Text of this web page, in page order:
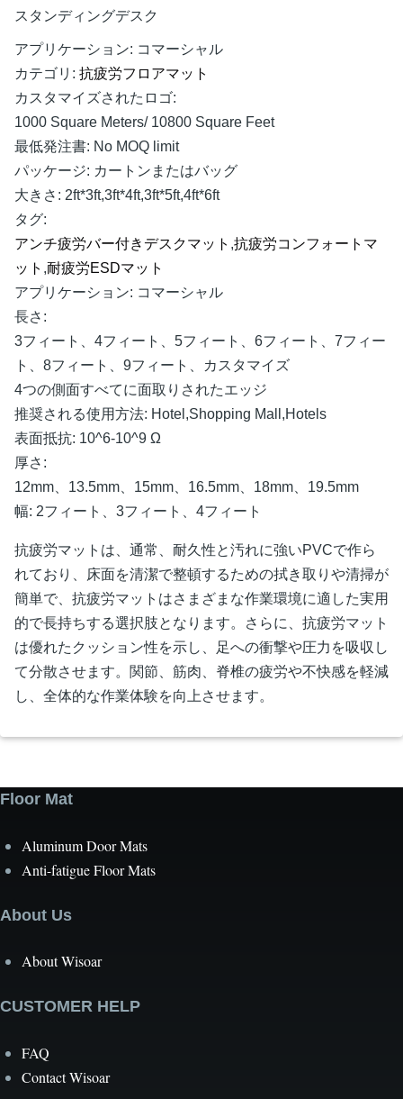
スタンディングデスク
アプリケーション: コマーシャル
カテゴリ: 抗疲労フロアマット
カスタマイズされたロゴ:
1000 Square Meters/ 10800 Square Feet
最低発注書: No MOQ limit
パッケージ: カートンまたはバッグ
大きさ: 2ft*3ft,3ft*4ft,3ft*5ft,4ft*6ft
タグ:
アンチ疲労バー付きデスクマット ,抗疲労コンフォートマ
ット ,耐疲労ESDマット
アプリケーション: コマーシャル
長さ:
3フィート、4フィート、5フィート、6フィート、7フィー
ト、8フィート、9フィート、カスタマイズ
4つの側面すべてに面取りされたエッジ
推奨される使用方法: Hotel,Shopping Mall,Hotels
表面抵抗: 10^6-10^9 Ω
厚さ:
12mm、13.5mm、15mm、16.5mm、18mm、19.5mm
幅: 2フィート、3フィート、4フィート
抗疲労マットは、通常、耐久性と汚れに強いPVCで作ら
れており、床面を清潔で整頓するための拭き取りや清掃が
簡単で、抗疲労マットはさまざまな作業環境に適した実用
的で長持ちする選択肢となります。さらに、抗疲労マット
は優れたクッション性を示し、足への衝撃や圧力を吸収し
て分散させます。関節、筋肉、脊椎の疲労や不快感を軽減
し、全体的な作業体験を向上させます。
Floor Mat
Aluminum Door Mats
Anti-fatigue Floor Mats
About Us
About Wisoar
CUSTOMER HELP
FAQ
Contact Wisoar